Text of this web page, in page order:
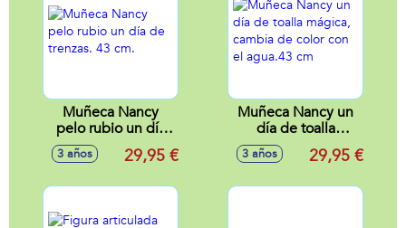
Muñeca Nancy
pelo rubio un día
de trenzas. 43 cm.
3 años 29,95 €
Muñeca Nancy un
día de toalla
mágica, cambia de
color con el
3 años 29,95 €